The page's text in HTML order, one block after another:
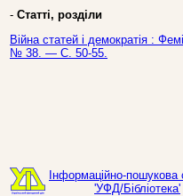
- Статті, розділи
Війна статей і демократія :
№ 38. — С. 50-55.
Інформаційно-пошукова
'УФД/Бібліотека'